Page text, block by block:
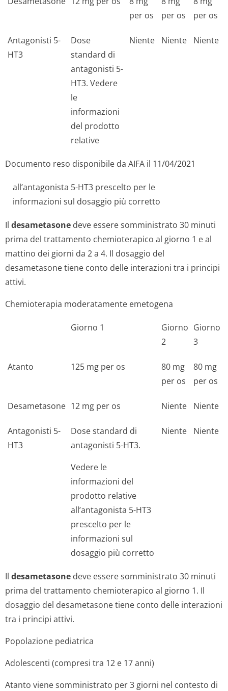
per os
per os
per os
Antagonisti 5-
HT3
Dose
standard di
antagonisti 5-
HT3. Vedere
le
informazioni
del prodotto
relative
Niente Niente Niente
Documento reso disponibile da AIFA il 11/04/2021
all’antagonista 5-HT3 prescelto per le
informazioni sul dosaggio più corretto
Il desametasone deve essere somministrato 30 minuti
prima del trattamento chemioterapico al giorno 1 e al
mattino dei giorni da 2 a 4. Il dosaggio del
desametasone tiene conto delle interazioni tra i principi
attivi.
Chemioterapia moderatamente emetogena
Giorno 1
Giorno
2
Giorno
3
Atanto 125 mg per os
80 mg
per os
80 mg
per os
Desametasone 12 mg per os Niente Niente
Antagonisti 5-
HT3
Dose standard di
antagonisti 5-HT3.
Vedere le
informazioni del
prodotto relative
all’antagonista 5-HT3
prescelto per le
informazioni sul
dosaggio più corretto
Niente Niente
Il desametasone deve essere somministrato 30 minuti
prima del trattamento chemioterapico al giorno 1. Il
dosaggio del desametasone tiene conto delle interazioni
tra i principi attivi.
Popolazione pediatrica
Adolescenti (compresi tra 12 e 17 anni)
Atanto viene somministrato per 3 giorni nel contesto di